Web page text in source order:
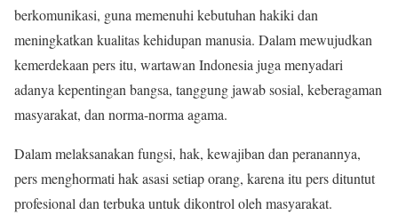
berkomunikasi, guna memenuhi kebutuhan hakiki dan
meningkatkan kualitas kehidupan manusia. Dalam mewujudkan
kemerdekaan pers itu, wartawan Indonesia juga menyadari
adanya kepentingan bangsa, tanggung jawab sosial, keberagaman
masyarakat, dan norma-norma agama.
Dalam melaksanakan fungsi, hak, kewajiban dan peranannya,
pers menghormati hak asasi setiap orang, karena itu pers dituntut
profesional dan terbuka untuk dikontrol oleh masyarakat.